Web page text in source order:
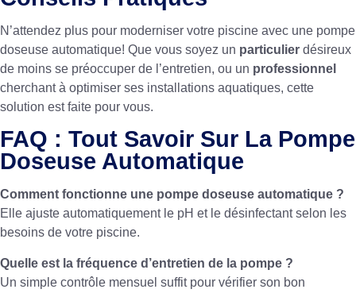
N’attendez plus pour moderniser votre piscine avec une pompe
doseuse automatique! Que vous soyez un particulier désireux
de moins se préoccuper de l’entretien, ou un professionnel
cherchant à optimiser ses installations aquatiques, cette
solution est faite pour vous.
FAQ : Tout Savoir Sur La Pompe
Doseuse Automatique
Comment fonctionne une pompe doseuse automatique ?
Elle ajuste automatiquement le pH et le désinfectant selon les
besoins de votre piscine.
Quelle est la fréquence d’entretien de la pompe ?
Un simple contrôle mensuel suffit pour vérifier son bon